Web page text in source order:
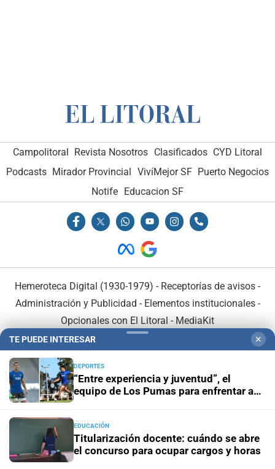
Campolitoral Revista Nosotros Clasificados CYD Litoral
Podcasts Mirador Provincial VivíMejor SF Puerto Negocios
Notife Educacion SF
Hemeroteca Digital (1930-1979) - Receptorías de avisos -
Administración y Publicidad - Elementos institucionales-
Opcionales con El Litoral - MediaKit
En Asociación con:
TE PUEDE INTERESAR ✕
DEPORTES
“Entre experiencia y juventud”, el
equipo de Los Pumas para enfrentar a
EDUCACIÓN
Titularización docente: cuándo se abre
el concurso para ocupar cargos y horas